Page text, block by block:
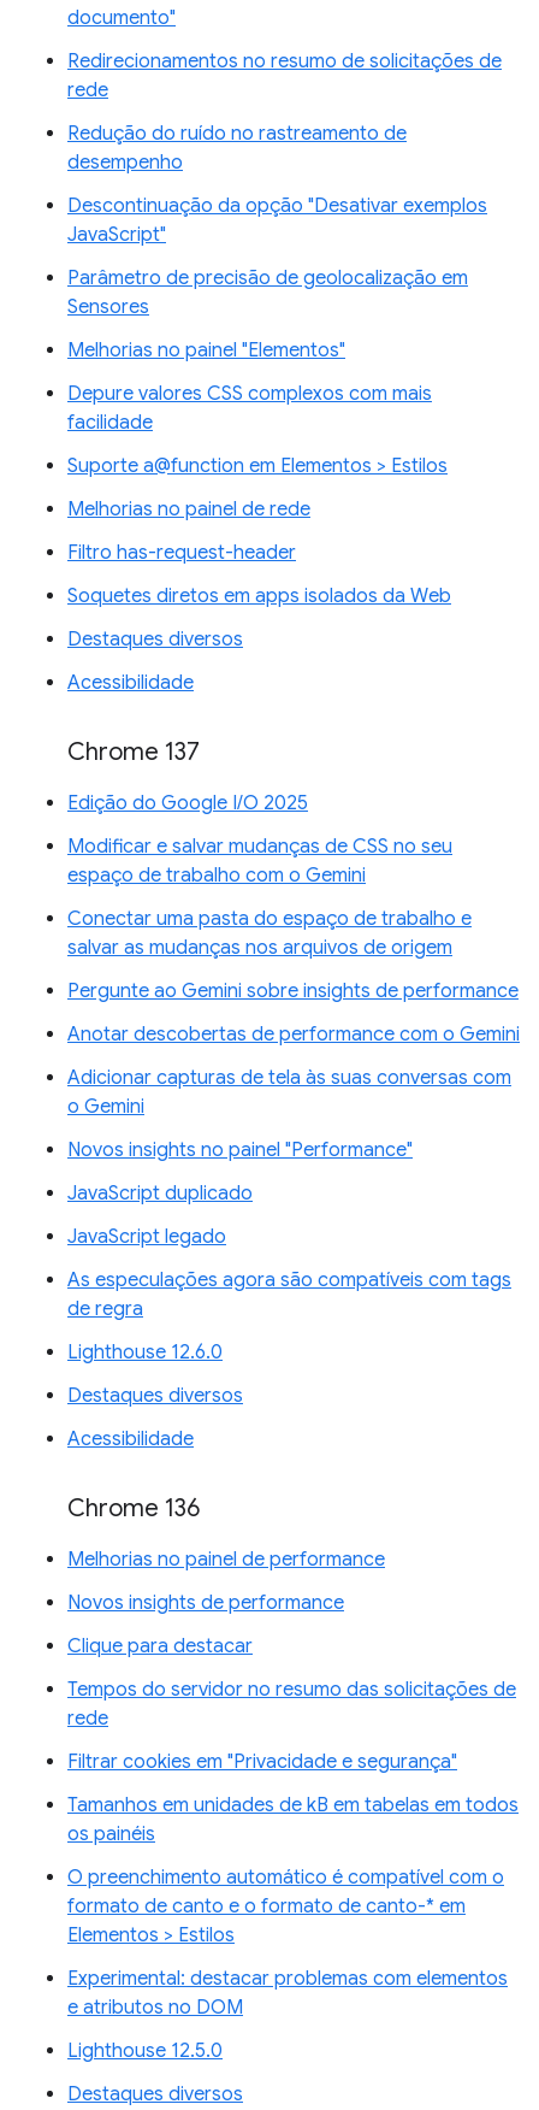
documento"
Redirecionamentos no resumo de solicitações de
rede
Redução do ruído no rastreamento de
desempenho
Descontinuação da opção "Desativar exemplos
JavaScript"
Parâmetro de precisão de geolocalização em
Sensores
Melhorias no painel "Elementos"
Depure valores CSS complexos com mais
facilidade
Suporte a@function em Elementos > Estilos
Melhorias no painel de rede
Filtro has-request-header
Soquetes diretos em apps isolados da Web
Destaques diversos
Acessibilidade
Chrome 137
Edição do Google I/O 2025
Modificar e salvar mudanças de CSS no seu
espaço de trabalho com o Gemini
Conectar uma pasta do espaço de trabalho e
salvar as mudanças nos arquivos de origem
Pergunte ao Gemini sobre insights de performance
Anotar descobertas de performance com o Gemini
Adicionar capturas de tela às suas conversas com
o Gemini
Novos insights no painel "Performance"
JavaScript duplicado
JavaScript legado
As especulações agora são compatíveis com tags
de regra
Lighthouse 12.6.0
Destaques diversos
Acessibilidade
Chrome 136
Melhorias no painel de performance
Novos insights de performance
Clique para destacar
Tempos do servidor no resumo das solicitações de
rede
Filtrar cookies em "Privacidade e segurança"
Tamanhos em unidades de kB em tabelas em todos
os painéis
O preenchimento automático é compatível com o
formato de canto e o formato de canto-* em
Elementos > Estilos
Experimental: destacar problemas com elementos
e atributos no DOM
Lighthouse 12.5.0
Destaques diversos